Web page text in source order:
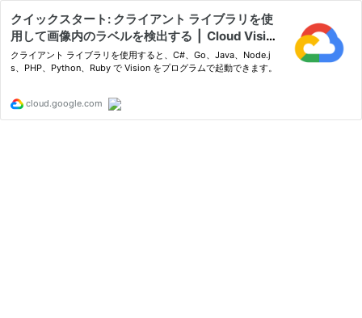
クイックスタート: クライアント ライブラリを使
用して画像内のラベルを検出する | Cloud Visio
n API | Google Cloud Documentation
クライアント ライブラリを使用すると、C#、Go、Java、Node.j
s、PHP、Python、Ruby で Vision をプログラムで起動できます。
cloud.google.com